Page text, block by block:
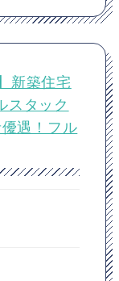
新築住宅
スタック
遇！フル